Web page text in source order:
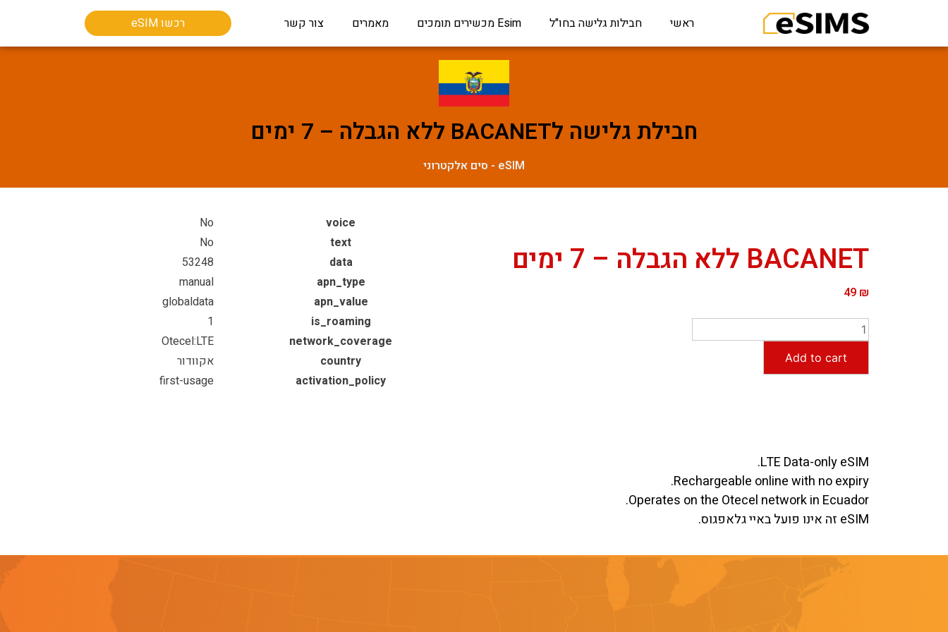
ראשי חבילות גלישה בחו"ל Esim מכשירים תומכים מאמרים צור קשר רכשו eSIM
חבילת גלישה לBACANET ללא הגבלה – 7 ימים
eSIM - סים אלקטרוני
BACANET ללא הגבלה – 7 ימים
49 ₪
Add to cart
voice
No
text
No
data
53248
apn_type
manual
apn_value
globaldata
is_roaming
1
network_coverage
Otecel:LTE
country
אקוודור
activation_policy
first-usage
LTE Data-only eSIM.
Rechargeable online with no expiry.
Operates on the Otecel network in Ecuador.
eSIM זה אינו פועל באיי גלאפגוס.